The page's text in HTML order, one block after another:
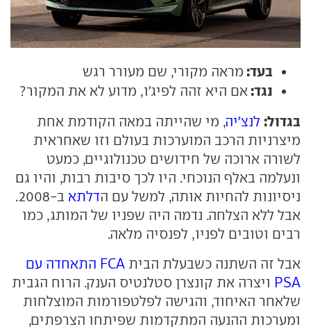
בעד: מראה מקורי, שם מעורר רגש
נגד: אם היא זהה לפיג'ו, מדוע לא את המקור?
בגדול: לנצ'יה, מי שהייתה במאה הקודמת אחת
מיצרניות הרכב המוערכות בעולם וזו שאחראית
לשורה ארוכה של חידושים טכנולוגיים, כמעט
ונעלמה באלף הנוכחי. היו לכך סיבות רבות, והיו גם
ניסיונות להחיות אותה, למשל עם הדלתא
ב-2008.
אבל ללא הצלחה. נדמה היה שפניו של המותג, כמו
רבים וטובים לפניו, לפנסיה מלאה.
אבל זה השתנה כשבעלת הבית
FCA התאחדה עם
PSA ויצרה את קונצרן סטלנטיס הענק. הרוח הגבית
שלאחר האיחוד, והגישה לפלטפורמות המוצלחות
ומערכות ההנעה המתקדמות שפיתחו הצרפתים,